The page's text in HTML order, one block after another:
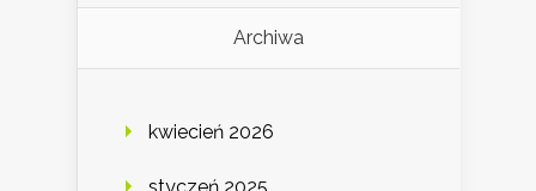
Archiwa
kwiecień 2026